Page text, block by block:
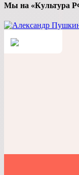
Мы на «Культура